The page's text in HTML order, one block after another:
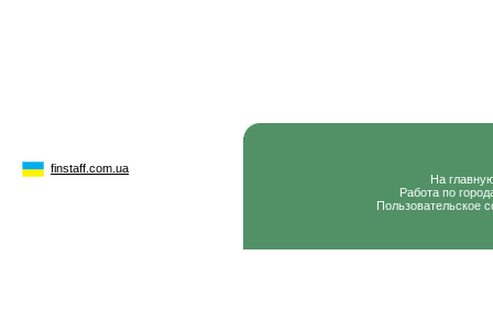
finstaff.com.ua
На
Работа по
Пользовательское